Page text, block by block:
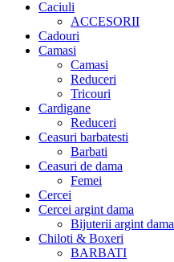
Caciuli
ACCESORII
Cadouri
Camasi
Camasi
Reduceri
Tricouri
Cardigane
Reduceri
Ceasuri barbatesti
Barbati
Ceasuri de dama
Femei
Cercei
Cercei argint dama
Bijuterii argint dama
Chiloti & Boxeri
BARBATI